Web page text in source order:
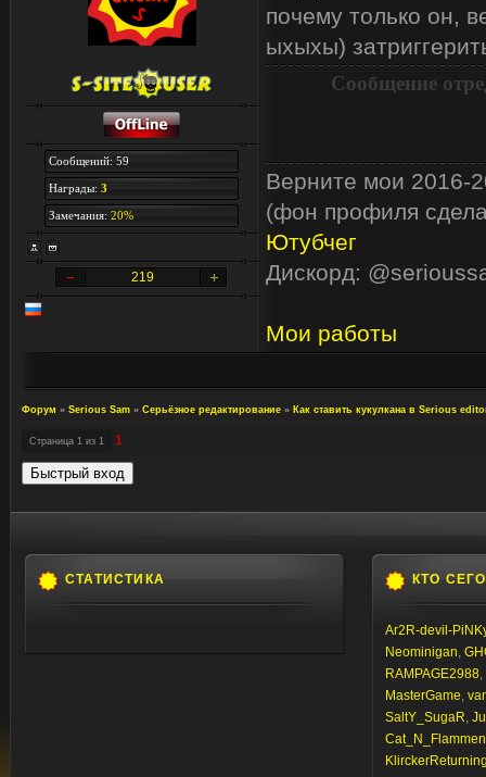
Сообщений: 59
Награды: 3
Замечания: 20%
219
почему только он,
ыхыхы)
Сообщение
Верните мои 2016-
(фон профиля
Ютубчег
Дискорд:
Мои работы
Форум » Serious Sam » Серьёзное редактирование » Как ставить кукулкана в Serious
Страница 1 из 1 1
СТАТИСТИКА КТО
Ar2R-devil-
Neominigan,
RAMPAGE2988,
MasterGame,
SaltY_SugaR,
Cat_N_Flammen